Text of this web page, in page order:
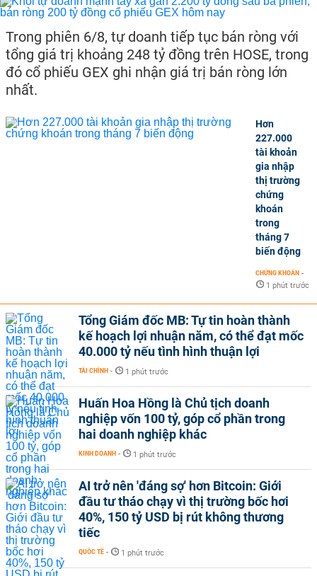
Trong phiên 6/8, tự doanh tiếp tục bán ròng với
tổng giá trị khoảng 248 tỷ đồng trên HOSE, trong
đó cổ phiếu GEX ghi nhận giá trị bán ròng lớn
nhất.
Hơn
227.000
tài khoản
gia nhập
thị trường
chứng
khoán
trong
tháng 7
biến động
CHỨNG KHOÁN -
1 phút trước
Tổng Giám đốc MB: Tự tin hoàn thành
kế hoạch lợi nhuận năm, có thể đạt mốc
40.000 tỷ nếu tình hình thuận lợi
TÀI CHÍNH - 1 phút trước
Huấn Hoa Hồng là Chủ tịch doanh
nghiệp vốn 100 tỷ, góp cổ phần trong
hai doanh nghiệp khác
KINH DOANH - 1 phút trước
AI trở nên 'đáng sợ' hơn Bitcoin: Giới
đầu tư tháo chạy vì thị trường bốc hơi
40%, 150 tỷ USD bị rút không thương
tiếc
QUỐC TẾ - 1 phút trước